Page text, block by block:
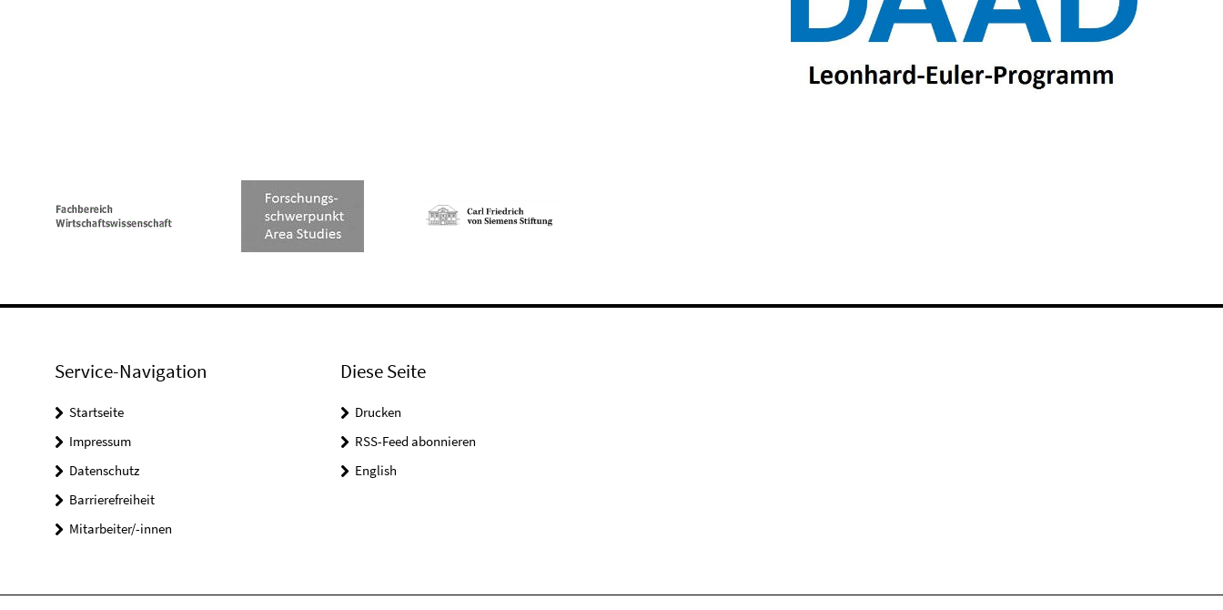
Service-Navigation
Startseite
Impressum
Datenschutz
Barrierefreiheit
Mitarbeiter/-innen
Diese Seite
Drucken
RSS-Feed abonnieren
English